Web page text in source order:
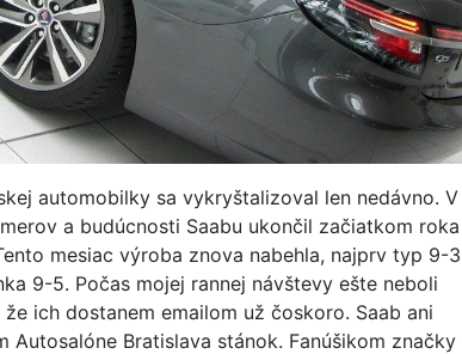
automobilky sa vykryštalizoval len nedávno. V
a budúcnosti Saabu ukončil začiatkom roka
mesiac výroba znova nabehla, najprv typ 9-3
9-5. Počas mojej rannej návštevy ešte neboli
ich dostanem emailom už čoskoro. Saab ani
Bratislava stánok. Fanúšikom značky